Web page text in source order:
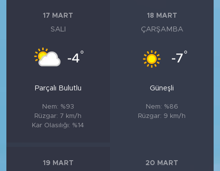
17 MART
SALI
-4°
Parçalı Bulutlu
Nem: %93
Rüzgar: 7 km/h
Kar Olasılığı: %14
18 MART
ÇARŞAMBA
-7°
Güneşli
Nem: %86
Rüzgar: 9 km/h
19 MART 20 MART